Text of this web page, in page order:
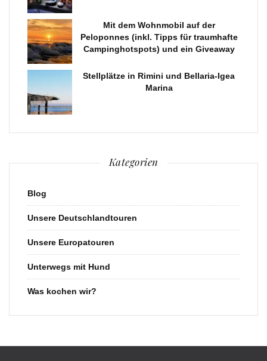
Mit dem Wohnmobil auf der
Peloponnes (inkl. Tipps für traumhafte
Campinghotspots) und ein Giveaway
Stellplätze in Rimini und Bellaria-Igea
Marina
Kategorien
Blog
Unsere Deutschlandtouren
Unsere Europatouren
Unterwegs mit Hund
Was kochen wir?